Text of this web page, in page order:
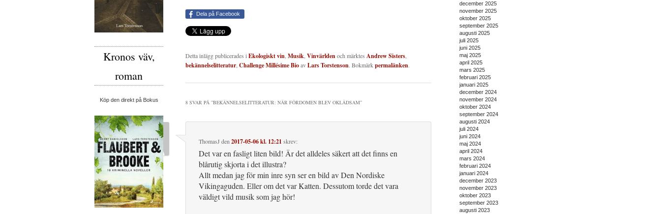
Dela på Facebook
Detta inlägg publicerades i Ekologiskt vin Musik Vinvärldenoch märktes Andrew Sisters
bekännelselitteratur Challenge Millésime BioavLars Torstenson. Bokmärkpermalänken.
8 SVAR PÅ ”BEKÄNNELSELITTERATUR: NÄR FÖRDOMEN BLEV OKLÄDSAM”
ThomasJ den 2017-05-06 kl. 12:21 skrev:
Det var en fasligt liten bild! Är det alldeles säkert att det finns en
blårutig skjorta i det illustra?
Allt medan jag för min inre syn ser en bild av Den Nordiske
Vikingaguden. Eller om det var Katten. Dessutom torde det vara
väldigt vild musik som jag hör!
december 2025
november 2025
oktober 2025
september 2025
augusti 2025
juli 2025
juni 2025
maj 2025
april 2025
mars 2025
februari 2025
januari 2025
december 2024
november 2024
oktober 2024
september 2024
augusti 2024
juli 2024
juni 2024
maj 2024
april 2024
mars 2024
februari 2024
januari 2024
december 2023
november 2023
oktober 2023
september 2023
augusti 2023
Kronos väv,
roman
Köp den direkt på Bokus